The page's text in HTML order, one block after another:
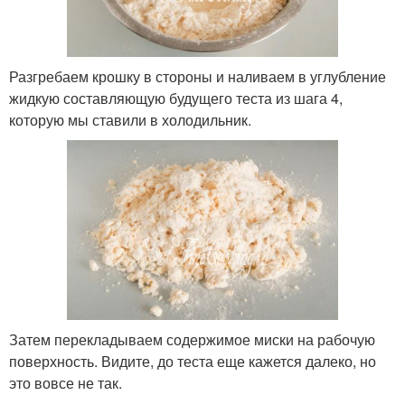
Разгребаем крошку в стороны и наливаем в углубление
жидкую составляющую будущего теста из шага 4,
которую мы ставили в холодильник.
Затем перекладываем содержимое миски на рабочую
поверхность. Видите, до теста еще кажется далеко, но
это вовсе не так.